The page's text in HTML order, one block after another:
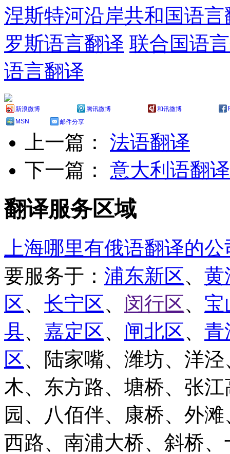
涅斯特河沿岸共和国语言
罗斯语言翻译 联合国语
语言翻译
新浪微博 腾讯微博 和讯微博
MSN
邮件分享
上一篇： 法语翻译
下一篇： 意大利语翻译
翻译服务区域
上海哪里有俄语翻译的公
要服务于： 浦东新区、 黄
区、 长宁区、 闵行区、 宝
县、 嘉定区、 闸北区、 青
区、陆家嘴、潍坊、洋
木、东方路、塘桥、张
园、八佰伴、康桥、外
西路、南浦大桥、斜桥